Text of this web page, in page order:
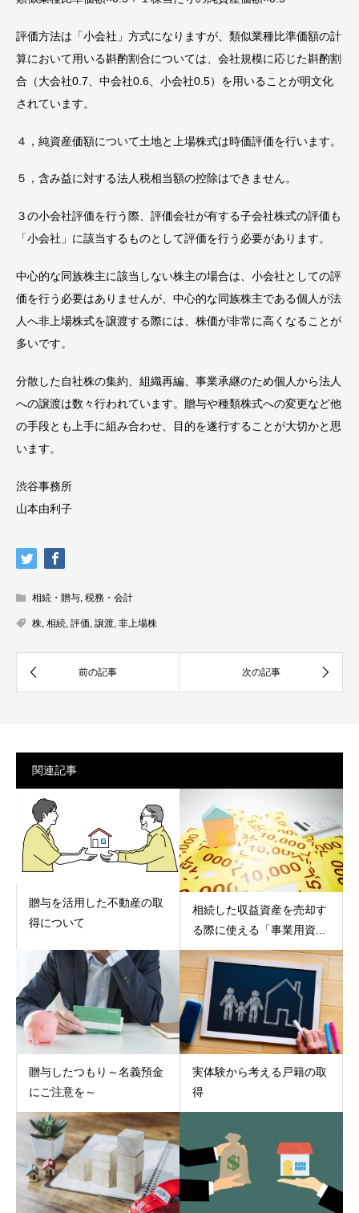
評価方法は「小会社」方式になりますが、類似業種比準価額の計
算において用いる斟酌割合については、会社規模に応じた斟酌割
合（大会社0.7、中会社0.6、小会社0.5）を用いることが明文化
されています。
４，純資産価額について土地と上場株式は時価評価を行います。
５，含み益に対する法人税相当額の控除はできません。
３の小会社評価を行う際、評価会社が有する子会社株式の評価も
「小会社」に該当するものとして評価を行う必要があります。
中心的な同族株主に該当しない株主の場合は、小会社としての評
価を行う必要はありませんが、中心的な同族株主である個人が法
人へ非上場株式を譲渡する際には、株価が非常に高くなることが
多いです。
分散した自社株の集約、組織再編、事業承継のため個人から法人
への譲渡は数々行われています。贈与や種類株式への変更など他
の手段とも上手に組み合わせ、目的を遂行することが大切かと思
います。
渋谷事務所
山本由利子
相続・贈与 税務・会計
株 相続 評価 譲渡 非上場株
関連記事
贈与を活用した不動産の取
得について
相続した収益資産を売却す
る際に使える「事業用資...
贈与したつもり～名義預金
にご注意を～
実体験から考える戸籍の取
得